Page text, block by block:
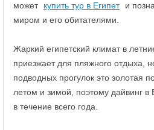
может купить тур в Египет
и
миром и его обитателями.
Жаркий египетский климат в
приезжает для пляжного отдыха,
подводных прогулок это золотая
летом и зимой, поэтому дайвинг в
в течение всего года.